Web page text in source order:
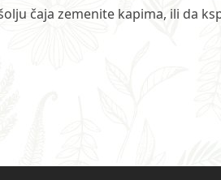
čaja zemenite kapima, ili da